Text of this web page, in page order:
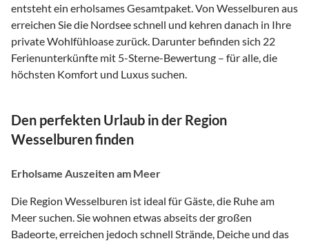
entsteht ein erholsames Gesamtpaket. Von Wesselburen aus
erreichen Sie die Nordsee schnell und kehren danach in Ihre
private Wohlfühloase zurück. Darunter befinden sich 22
Ferienunterkünfte mit 5-Sterne-Bewertung – für alle, die
höchsten Komfort und Luxus suchen.
Den perfekten Urlaub in der Region
Wesselburen finden
Erholsame Auszeiten am Meer
Die Region Wesselburen ist ideal für Gäste, die Ruhe am
Meer suchen. Sie wohnen etwas abseits der großen
Badeorte, erreichen jedoch schnell Strände, Deiche und das